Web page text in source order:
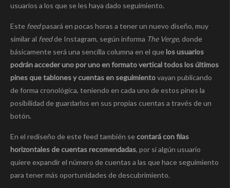
usuarios a los que se les haya dado seguimiento.
Este feedpasará en pocas horas a tener un nuevo diseño, muy
similar al feedde Instagram, según informa The Verge, donde
básicamente será una sencilla columna en el quelos usuarios
podrán acceder uno por uno en formato vertical todos los últimos
pines que tablones y cuentas en seguimientovayan publicando
de forma cronológica, teniendo en cada uno de estos pines la
posibilidad de guardarlos en sus propias cuentas a través de un
botón.
En el rediseño de este feed también se contará con filas
horizontales de cuentas recomendadas, por si algún usuario
quiere expandir el número de cuentas a las que hace seguimiento
para tener más oportunidades de descubrimiento.